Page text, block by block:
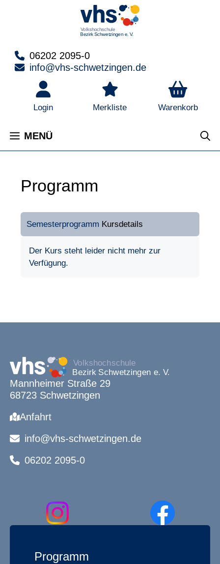
06202 2095-0
info@vhs-schwetzingen.de
Login Merkliste Warenkorb
MENÜ
Programm
Semesterprogramm Kursdetails
Der Kurs steht leider nicht mehr zur
Verfügung.
Mannheimer Straße 29
68723 Schwetzingen
Anfahrt
info@vhs-schwetzingen.de
06202 2095-0
Programm